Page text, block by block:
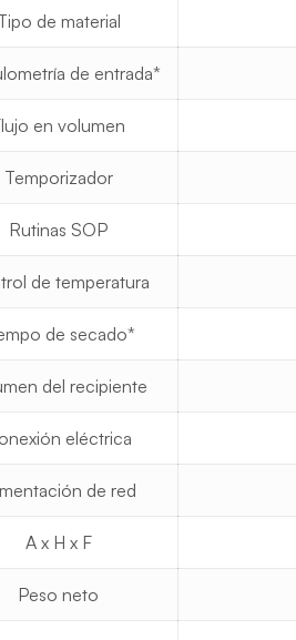
de material
de entrada*
en volumen
Temporizador
Rutinas SOP
de temperatura
de secado*
del recipiente
eléctrica
de red
A x H x F
Peso neto